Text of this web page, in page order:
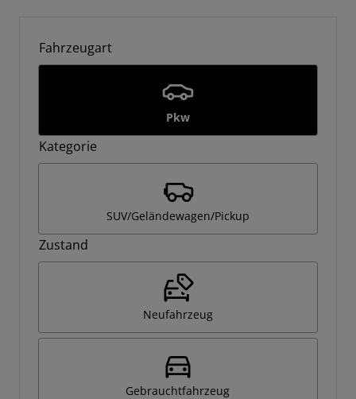
Fahrzeugart
Pkw
Kategorie
SUV/Geländewagen/Pickup
Zustand
Neufahrzeug
Gebrauchtfahrzeug